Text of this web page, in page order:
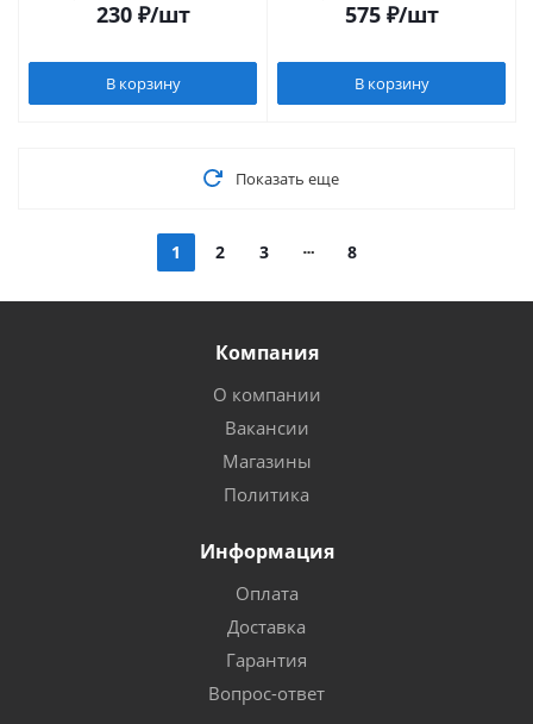
230₽/шт
В корзину
575₽/шт
В корзину
Показать еще
1 2 3 8
Компания
О компании
Вакансии
Магазины
Политика
Информация
Оплата
Доставка
Гарантия
Вопрос-ответ